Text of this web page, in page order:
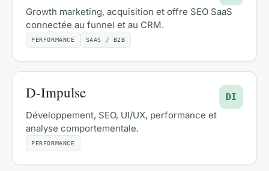
Growth marketing, acquisition et offre SEO SaaS
connectée au funnel et au CRM.
PERFORMANCE SAAS / B2B
D-Impulse DI
Développement, SEO, UI/UX, performance et
analyse comportementale.
PERFORMANCE